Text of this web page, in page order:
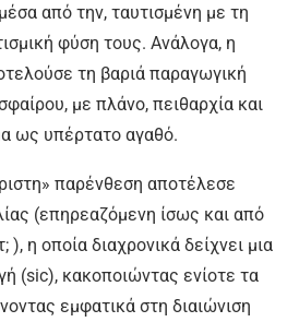
από την, ταυτισμένη με τη
φύση τους. Ανάλογα, η
τη βαριά παραγωγική
με πλάνο, πειθαρχία και
ως υπέρτατο αγαθό.
παρένθεση αποτέλεσε
(επηρεαζόμενη ίσως και από
η οποία διαχρονικά δείχνει μια
(sic), κακοποιώντας ενίοτε τα
εμφατικά στη διαιώνιση